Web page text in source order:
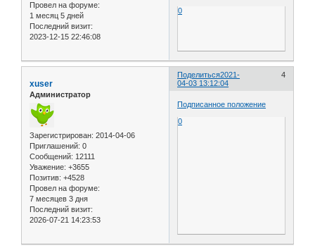
Провел на форуме:
1 месяц 5 дней
Последний визит:
2023-12-15 22:46:08
0
Поделиться 4
2021-
04-03 13:12:04
xuser
Администратор
Зарегистрирован: 2014-04-06
Приглашений: 0
Сообщений: 12111
Уважение: +3655
Позитив: +4528
Провел на форуме:
7 месяцев 3 дня
Последний визит:
2026-07-21 14:23:53
Подписанное положение
0